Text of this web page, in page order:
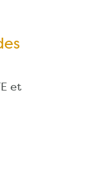
et